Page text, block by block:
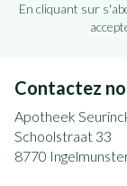
En cliquant sur
Contactez
Apotheek
Schoolstraat 33
8770